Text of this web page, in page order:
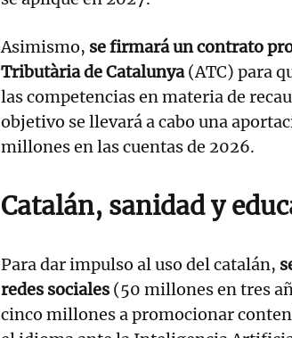
Asimismo, se firmará un contrato
Tributària de Catalunya(ATC) para
las competencias en materia de
objetivo se llevará a cabo una
millones en las cuentas de 2026.
Catalán, sanidad y
Para dar impulso al uso del catalán,
redes sociales (50 millones en tres
cinco millones a promocionar